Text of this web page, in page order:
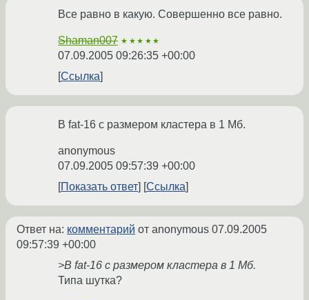
Все равно в какую. Совершенно все равно.
Shaman007 ★★★★★
07.09.2005 09:26:35 +00:00
Ссылка
В fat-16 с размером кластера в 1 Мб.
anonymous
07.09.2005 09:57:39 +00:00
Показать ответ
Ссылка
Ответ на: комментарий от anonymous 07.09.2005
09:57:39 +00:00
>В fat-16 с размером кластера в 1 Мб.
Типа шутка?